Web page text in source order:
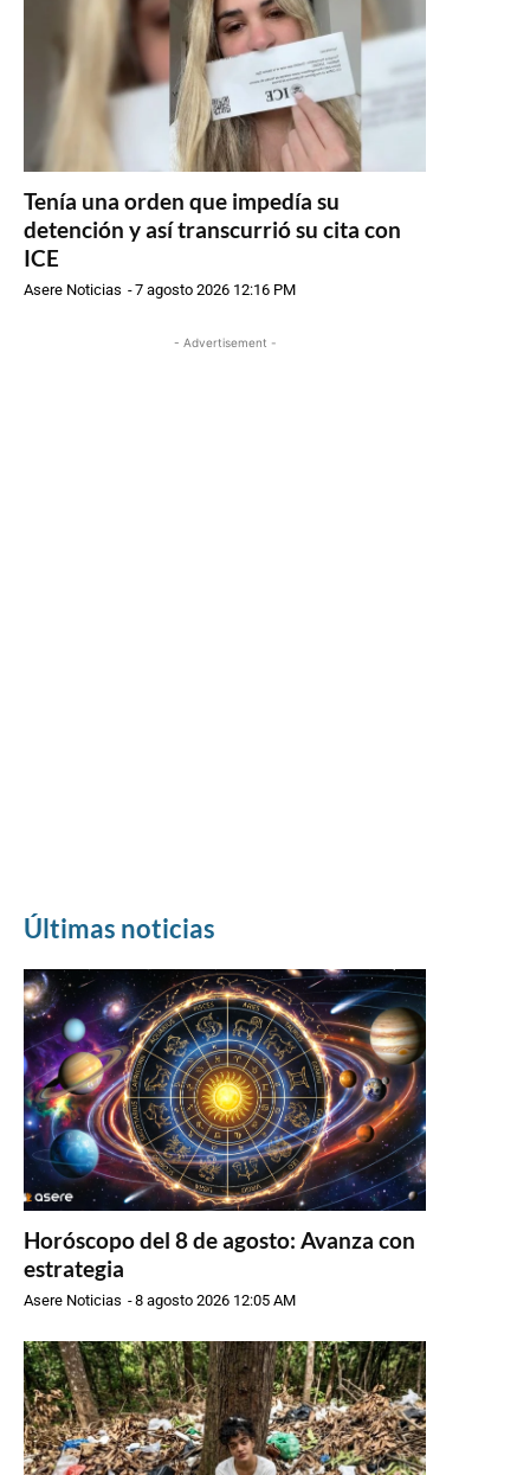
Tenía una orden que impedía su
detención y así transcurrió su cita con
ICE
Asere Noticias -7 agosto 2026 12:16 PM
- Advertisement -
Últimas noticias
Horóscopo del 8 de agosto: Avanza con
estrategia
Asere Noticias -8 agosto 2026 12:05 AM